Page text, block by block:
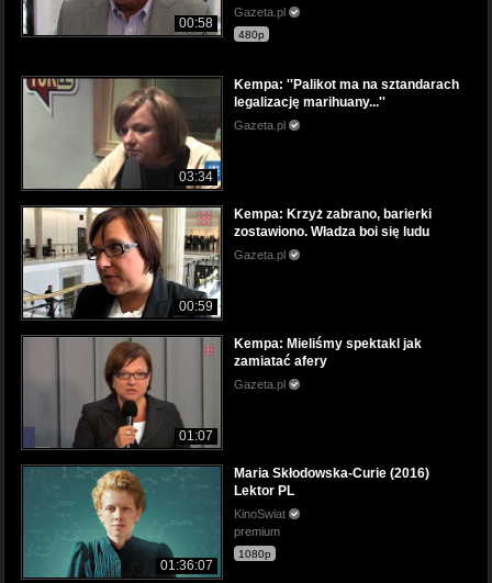
00:58
Gazeta.pl
480p
03:34
Kempa: ''Palikot ma na sztandarach
legalizację marihuany...''
Gazeta.pl
00:59
Kempa: Krzyż zabrano, barierki
zostawiono. Władza boi się ludu
Gazeta.pl
01:07
Kempa: Mieliśmy spektakl jak
zamiatać afery
Gazeta.pl
01:36:07
Maria Skłodowska-Curie (2016)
Lektor PL
KinoSwiat
premium
1080p